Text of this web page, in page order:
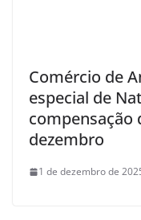
Comércio de
especial de
compensação
dezembro
1 de dezembro de